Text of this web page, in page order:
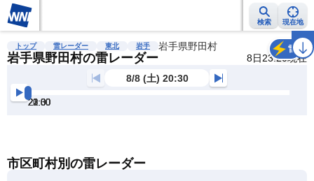
検索 現在地
雨雲レーダー 台風情報 地震情報 警報・注意報 2週間天気 ラ
トップ 雷レーダー 東北 岩手 岩手県野田村
岩手県野田村の雷レーダー 8日23:20現在
雷
8/8 (土) 20:30
20:30
21:00
21:30
22:00
22:30
23:00
市区町村別の雷レーダー